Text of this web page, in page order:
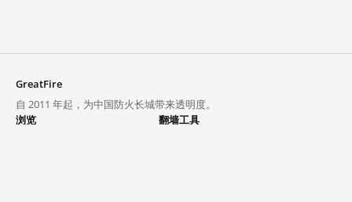
GreatFire
自 2011 年起，为中国防火长城带来透明度。
浏览
翻墙工具